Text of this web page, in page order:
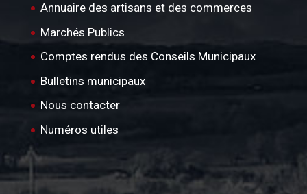
Annuaire des artisans et des commerces
Marchés Publics
Comptes rendus des Conseils Municipaux
Bulletins municipaux
Nous contacter
Numéros utiles